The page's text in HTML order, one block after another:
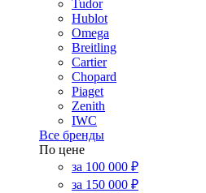
Tudor
Hublot
Omega
Breitling
Cartier
Chopard
Piaget
Zenith
IWC
Все бренды
По цене
за 100 000 ₽
за 150 000 ₽